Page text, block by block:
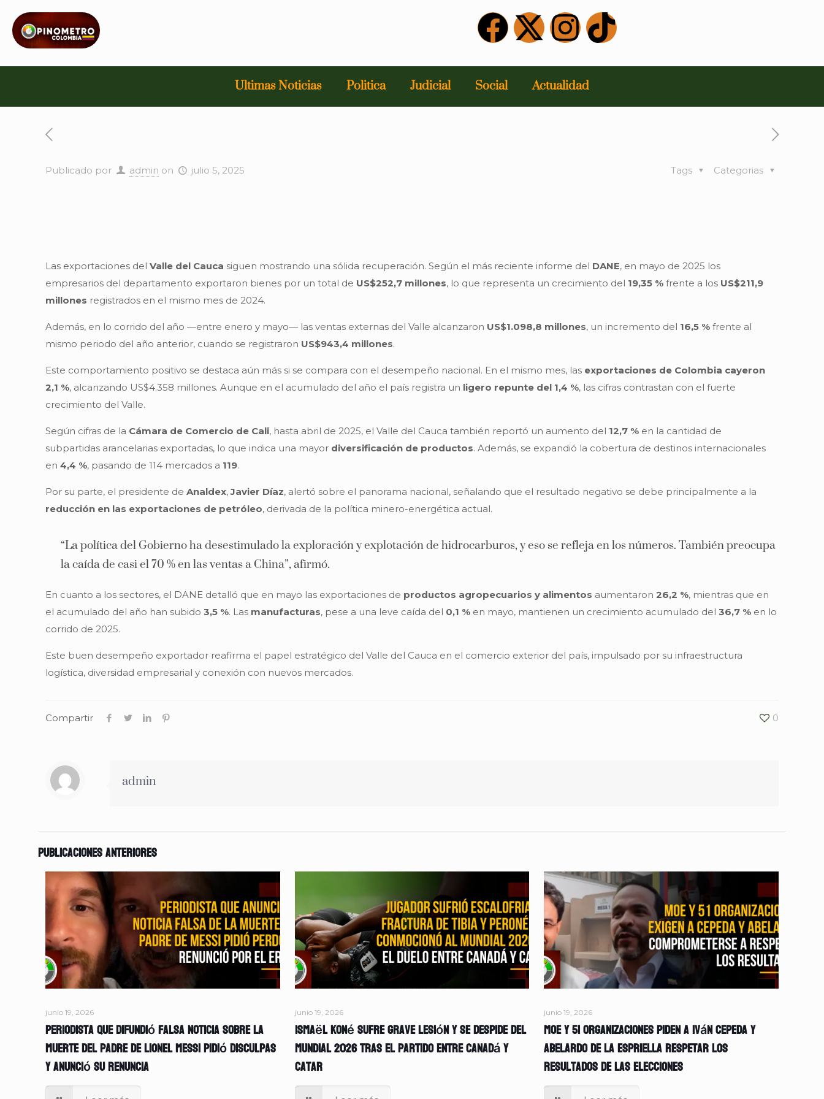
Ultimas Noticias Politica Judicial Social Actualidad
Publicado por admin on julio 5, 2025 Categorias
Tags
Las exportaciones delValle del Cauca siguen mostrando una sólida recuperación. Según el más reciente informe del DANE, en mayo de 2025 los
empresarios del departamento exportaron bienes por un total de US$252,7 millones, lo que representa un crecimiento del 19,35 % frente a los US$211,9
millones registrados en el mismo mes de 2024.
Además, en lo corrido del año —entre enero y mayo— las ventas externas del Valle alcanzaron US$1.098,8 millones, un incremento del 16,5 % frente al
mismo periodo del año anterior, cuando se registraron US$943,4 millones.
Este comportamiento positivo se destaca aún más si se compara con el desempeño nacional. En el mismo mes, las exportaciones de Colombia cayeron
2,1 %, alcanzando US$4.358 millones. Aunque en el acumulado del año el país registra un ligero repunte del 1,4 %, las cifras contrastan con el fuerte
crecimiento del Valle.
Según cifras de la Cámara de Comercio de Cali, hasta abril de 2025, el Valle del Cauca también reportó un aumento del 12,7 % en la cantidad de
subpartidas arancelarias exportadas, lo que indica una mayor diversificación de productos. Además, se expandió la cobertura de destinos internacionales
en4,4 %, pasando de 114 mercados a 119.
Por su parte, el presidente deAnaldex,Javier Díaz, alertó sobre el panorama nacional, señalando que el resultado negativo se debe principalmente a la
reducción en las exportaciones de petróleo, derivada de la política minero-energética actual.
“La política del Gobierno ha desestimulado la exploración y explotación de hidrocarburos, y eso se refleja en los números. También preocupa
la caída de casi el 70 % en las ventas a China”, afirmó.
En cuanto a los sectores, el DANE detalló que en mayo las exportaciones de productos agropecuarios y alimentos aumentaron26,2 %, mientras que en
el acumulado del año han subido3,5 %. Las manufacturas, pese a una leve caída del 0,1 % en mayo, mantienen un crecimiento acumulado del36,7 % en lo
corrido de 2025.
Este buen desempeño exportador reafirma el papel estratégico del Valle del Cauca en el comercio exterior del país, impulsado por su infraestructura
logística, diversidad empresarial y conexión con nuevos mercados.
Compartir 0
admin
Publicaciones anteriores
junio 19, 2026
Periodista que difundió falsa noticia sobre la
muerte del padre de Lionel Messi pidió disculpas
y anunció su renuncia
junio 19, 2026
Ismaël Koné sufre grave lesión y se despide del
Mundial 2026 tras el partido entre Canadá y
Catar
junio 19, 2026
MOE y 51 organizaciones piden a Iván Cepeda y
Abelardo de la Espriella respetar los
resultados de las elecciones